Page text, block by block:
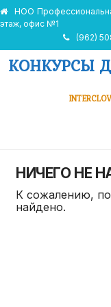
НОО
этаж, офис №1
(962)
КОНКУРСЫ
НИЧЕГО НЕ
К сожалению,
найдено.